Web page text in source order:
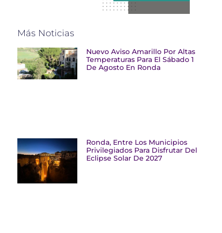
Más Noticias
Nuevo Aviso Amarillo Por Altas
Temperaturas Para El Sábado 1
De Agosto En Ronda
Ronda, Entre Los Municipios
Privilegiados Para Disfrutar Del
Eclipse Solar De 2027